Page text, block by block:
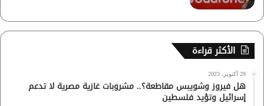
الأكثر قراءة
29 أكتوبر، 2023
هل فيروز وشويبس مقاطعة؟.. مشروبات غازية مصرية لا تدعم
إسرائيل وتؤيد فلسطين